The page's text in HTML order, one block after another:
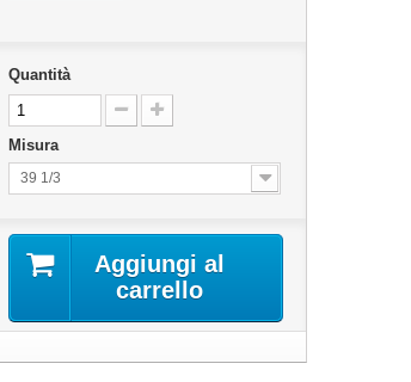
Quantità
Misura
39 1/3
Aggiungi al
carrello